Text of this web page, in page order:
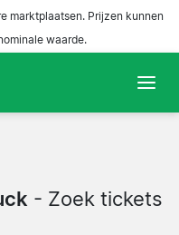
marktplaatsen. Prijzen kunnen
waarde.
- Zoek tickets